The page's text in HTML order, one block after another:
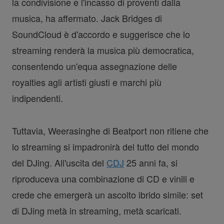
musica, ha affermato. Jack Bridges di
SoundCloud è d'accordo e suggerisce che lo
streaming renderà la musica più democratica,
consentendo un'equa assegnazione delle
royalties agli artisti giusti e marchi più
indipendenti.
Tuttavia, Weerasinghe di Beatport non ritiene che
lo streaming si impadronirà del tutto del mondo
del DJing. All'uscita del CDJ 25 anni fa, si
riproduceva una combinazione di CD e vinili e
crede che emergerà un ascolto ibrido simile: set
di DJing metà in streaming, metà scaricati.